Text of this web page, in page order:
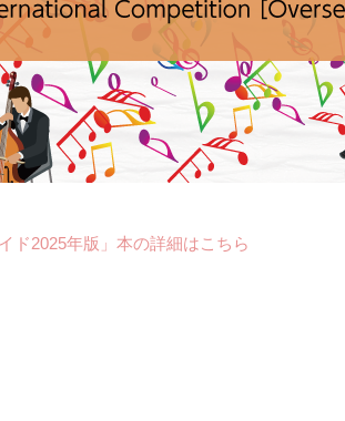
ド2025年版」本の詳細はこちら